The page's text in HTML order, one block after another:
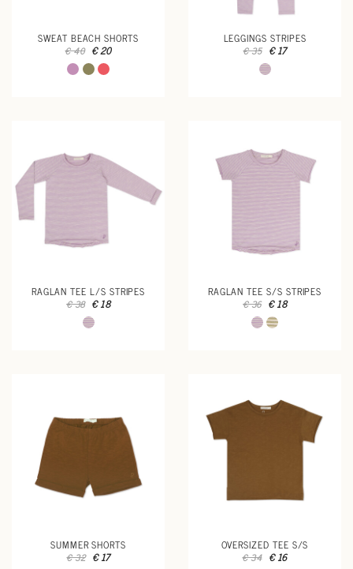
SWEAT BEACH SHORTS
€ 40 € 20
LEGGINGS STRIPES
€ 35 € 17
RAGLAN TEE L/S STRIPES
€ 38 € 18
RAGLAN TEE S/S STRIPES
€ 36 € 18
SUMMER SHORTS
€ 32 € 17
OVERSIZED TEE S/S
€ 34 € 16